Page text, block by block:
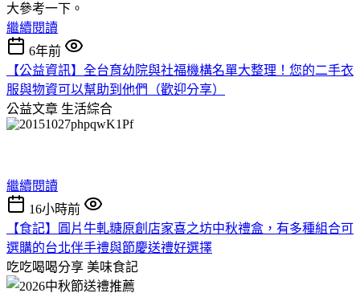
大參考一下。
繼續閱讀
6年前
【公益資訊】全台育幼院與社福機構名單大整理！您的二手衣
服與物資可以幫助到他們（歡迎分享）
公益文章 生活綜合
繼續閱讀
16小時前
【食記】圓片牛軋糖原創店家喜之坊中秋禮盒，有多種組合可
選購的台北伴手禮與節慶送禮好選擇
吃吃喝喝分享 美味食記